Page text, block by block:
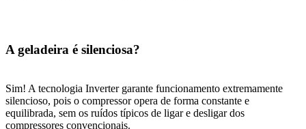
A geladeira é silenciosa?
Sim! A tecnologia Inverter garante funcionamento extremamente
silencioso, pois o compressor opera de forma constante e
equilibrada, sem os ruídos típicos de ligar e desligar dos
compressores convencionais.